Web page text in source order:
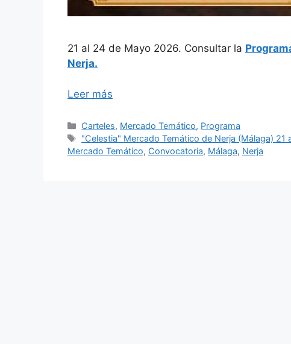
21 al 24 de Mayo 2026. Consultar la
Nerja.
Leer más
Categorías
Carteles, Mercado Temático, Programa
Etiquetas
"Celestia" Mercado Temático de Nerja (Málaga) 21
Mercado Temático, Convocatoria, Málaga, Nerja